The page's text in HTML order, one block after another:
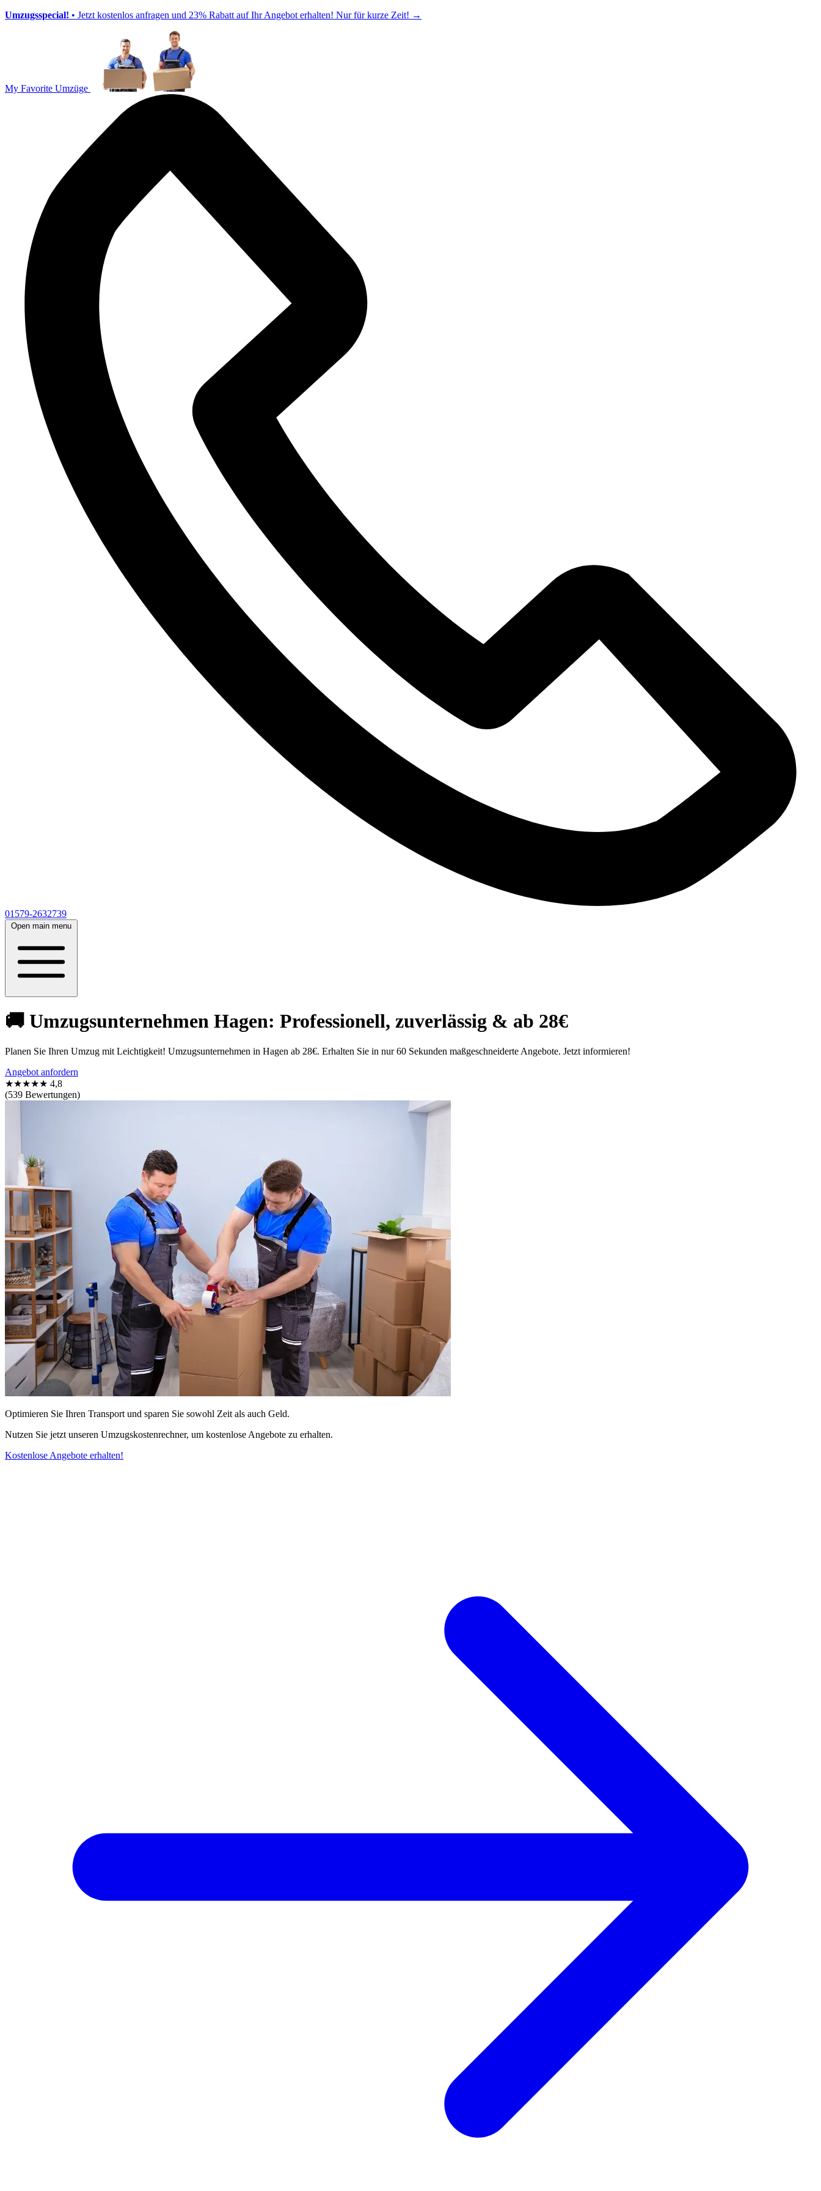
Umzugsspecial! • Jetzt kostenlos anfragen und 23% Rabatt auf Ihr Angebot erhalten! Nur für kurze Zeit! →
My Favorite Umzüge
01579-2632739
Open main menu
🚚 Umzugsunternehmen Hagen: Professionell, zuverlässig & ab 28€
Planen Sie Ihren Umzug mit Leichtigkeit! Umzugsunternehmen in Hagen ab 28€. Erhalten Sie in nur 60 Sekunden maßgeschneiderte Angebote. Jetzt informieren!
Angebot anfordern
★★★★★ 4,8
(539 Bewertungen)
Optimieren Sie Ihren Transport und sparen Sie sowohl Zeit als auch Geld.
Nutzen Sie jetzt unseren Umzugskostenrechner, um kostenlose Angebote zu erhalten.
Kostenlose Angebote erhalten!